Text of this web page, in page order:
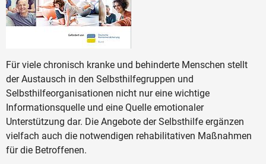
Für viele chronisch kranke und behinderte Menschen stellt
der Austausch in den Selbsthilfegruppen und
Selbsthilfeorganisationen nicht nur eine wichtige
Informationsquelle und eine Quelle emotionaler
Unterstützung dar. Die Angebote der Selbsthilfe ergänzen
vielfach auch die notwendigen rehabilitativen Maßnahmen
für die Betroffenen.